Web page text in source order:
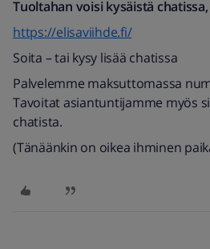
Tuoltahan voisi kysäistä
https://elisaviihde.fi/
Soita – tai kysy lisää chatissa
Palvelemme maksuttomassa
Tavoitat asiantuntijamme myös
chatista.
(Tänäänkin on oikea ihminen